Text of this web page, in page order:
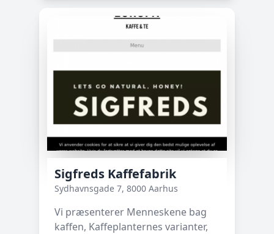
Sigfreds Kaffefabrik
Sydhavnsgade 7, 8000 Aarhus
Vi præsenterer Menneskene bag
kaffen, Kaffeplanternes varianter,